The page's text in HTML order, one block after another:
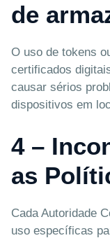
de
O uso de tokens
certificados
causar sérios
dispositivos em
4 –
as
Cada Autoridade
uso específicas